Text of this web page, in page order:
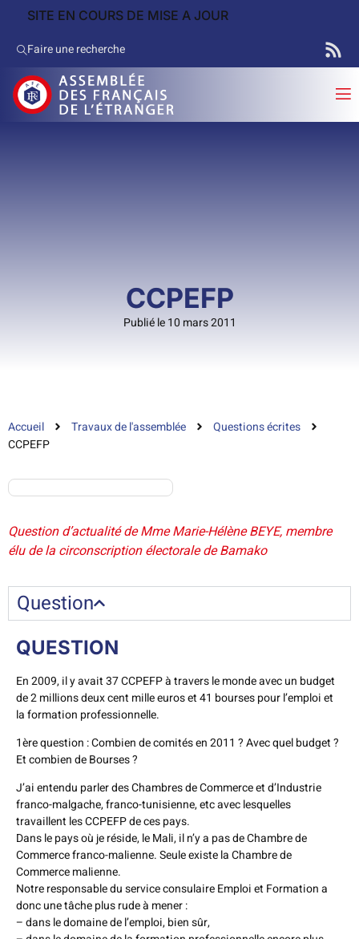
SITE EN COURS DE MISE A JOUR
Faire une recherche
CCPEFP
Publié le 10 mars 2011
Accueil Travaux de l'assemblée
Questions écrites
CCPEFP
Question d’actualité de Mme Marie-Hélène BEYE, membre
élu de la circonscription électorale de Bamako
Question
QUESTION
En 2009, il y avait 37 CCPEFP à travers le monde avec un budget
de 2 millions deux cent mille euros et 41 bourses pour l’emploi et
la formation professionnelle.
1ère question : Combien de comités en 2011 ? Avec quel budget ?
Et combien de Bourses ?
J’ai entendu parler des Chambres de Commerce et d’Industrie
franco-malgache, franco-tunisienne, etc avec lesquelles
travaillent les CCPEFP de ces pays.
Dans le pays où je réside, le Mali, il n’y a pas de Chambre de
Commerce franco-malienne. Seule existe la Chambre de
Commerce malienne.
Notre responsable du service consulaire Emploi et Formation a
donc une tâche plus rude à mener :
– dans le domaine de l’emploi, bien sûr,